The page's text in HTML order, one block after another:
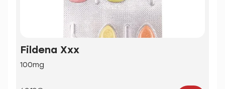
Fildena Xxx
100mg